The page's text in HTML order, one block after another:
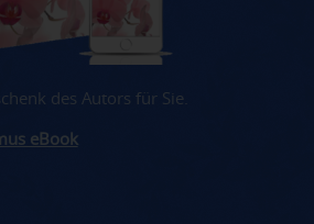
des Autors für Sie.
eBook